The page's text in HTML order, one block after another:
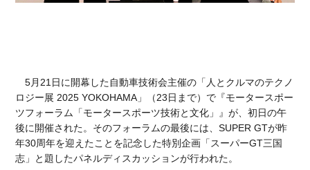
5月21日に開幕した自動車技術会主催の「人とクルマのテクノ
ロジー展 2025 YOKOHAMA」（23日まで）で『モータースポー
ツフォーラム「モータースポーツ技術と文化」』が、初日の午
後に開催された。そのフォーラムの最後には、SUPER GTが昨
年30周年を迎えたことを記念した特別企画「スーパーGT三国
志」と題したパネルディスカッションが行われた。